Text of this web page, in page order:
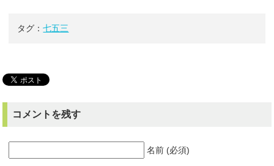
タグ：七五三
コメントを残す
名前 (必須)